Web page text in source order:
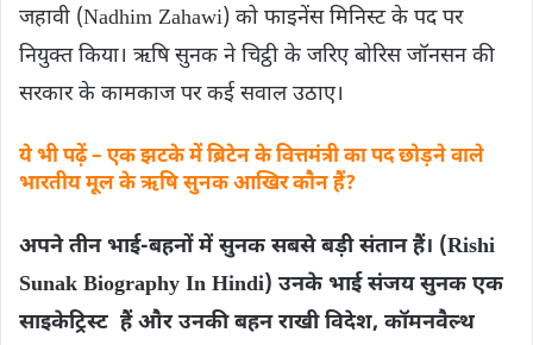
जहावी (Nadhim Zahawi) को फाइनेंस मिनिस्ट के पद पर
नियुक्त किया। ऋषि सुनक ने चिट्ठी के जरिए बोरिस जॉनसन की
सरकार के कामकाज पर कई सवाल उठाए।
ये भी पढ़ें – एक झटके में ब्रिटेन के वित्तमंत्री का पद छोड़ने वाले
भारतीय मूल के ऋषि सुनक आखिर कौन हैं?
अपने तीन भाई-बहनों में सुनक सबसे बड़ी संतान हैं। (Rishi
Sunak Biography In Hindi) उनके भाई संजय सुनक एक
साइके​ट्रिस्ट हैं और उनकी बहन राखी विदेश, कॉमनवैल्थ